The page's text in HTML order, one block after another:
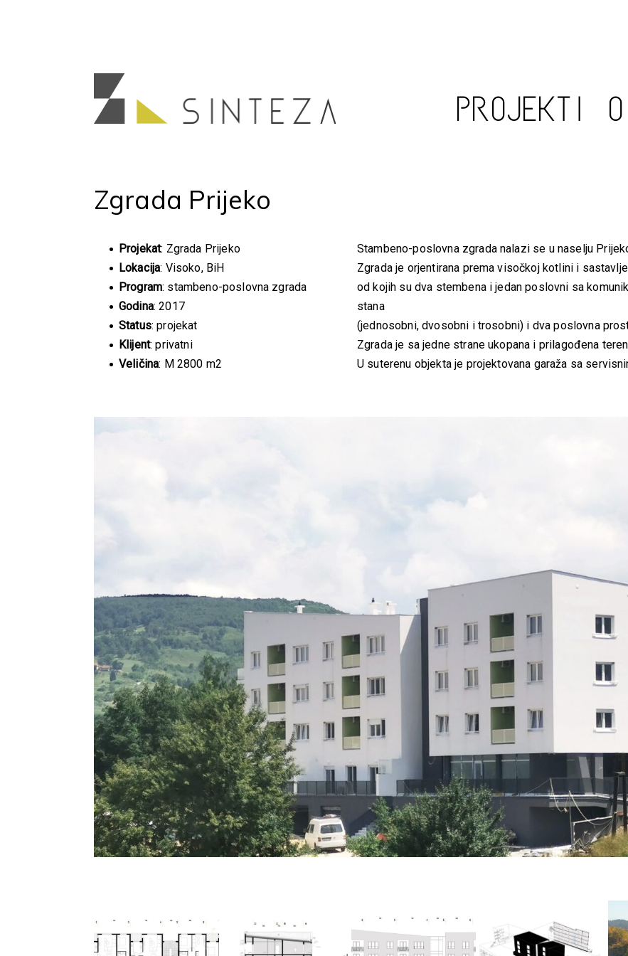
PROJEKTI
Zgrada Prijeko
Projekat: Zgrada Prijeko
Lokacija: Visoko, BiH
Program: stambeno-poslovna zgrada
Godina: 2017
Status: projekat
Klijent: privatni
Veličina: M 2800 m2
Stambeno-poslovna zgrada nalazi se u naselju
Zgrada je orjentirana prema visočkoj kotlini i
od kojih su dva stembena i jedan poslovni sa
stana
(jednosobni, dvosobni i trosobni) i dva poslovna
Zgrada je sa jedne strane ukopana i prilagođena
U suterenu objekta je projektovana garaža sa